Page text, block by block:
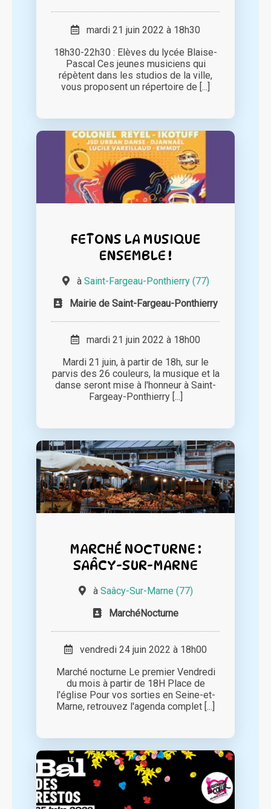
mardi 21 juin 2022 à 18h30
18h30-22h30 : Elèves du lycée Blaise-
Pascal Ces jeunes musiciens qui
répètent dans les studios de la ville,
vous proposent un répertoire de [...]
FETONS LA MUSIQUE
ENSEMBLE !
à Saint-Fargeau-Ponthierry (77)
Mairie de Saint-Fargeau-Ponthierry
mardi 21 juin 2022 à 18h00
Mardi 21 juin, à partir de 18h, sur le
parvis des 26 couleurs, la musique et la
danse seront mise à l'honneur à Saint-
Fargeay-Ponthierry [...]
MARCHÉ NOCTURNE :
SAÂCY-SUR-MARNE
à Saâcy-Sur-Marne (77)
MarchéNocturne
vendredi 24 juin 2022 à 18h00
Marché nocturne Le premier Vendredi
du mois à partir de 18H Place de
l'église Pour vos sorties en Seine-et-
Marne, retrouvez l'agenda complet [...]